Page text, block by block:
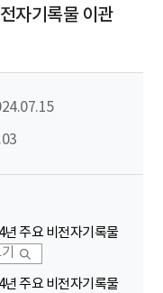
자기록물 이관
주요 비전자기록물
주요 비전자기록물